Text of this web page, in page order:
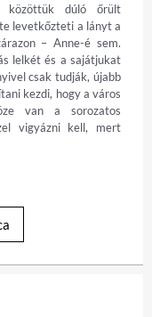
közöttük dúló őrült
levetkőzteti a lányt a
– Anne-é sem.
lelkét és a sajátjukat
csak tudják, újabb
kezdi, hogy a város
van a sorozatos
vigyázni kell, mert